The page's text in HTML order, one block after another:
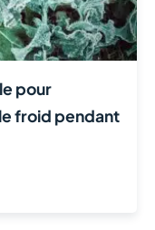
pour
froid pendant